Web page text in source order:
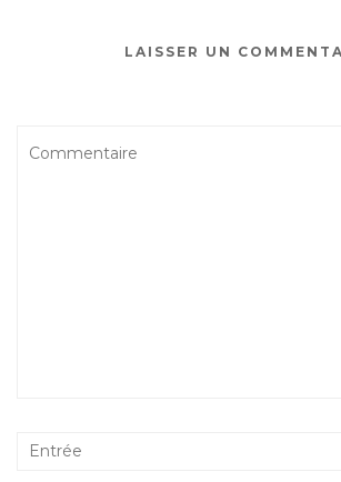
LAISSER UN